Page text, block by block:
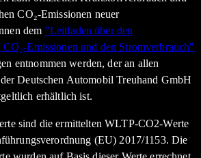
CO₂-Emissionen neuer
dem "Leitfaden über den
Emissionen und den Stromverbrauch"
entnommen werden, der an allen
Deutschen Automobil Treuhand GmbH
erhältlich ist.
sind die ermittelten WLTP-CO2-Werte
(EU) 2017/1153. Die